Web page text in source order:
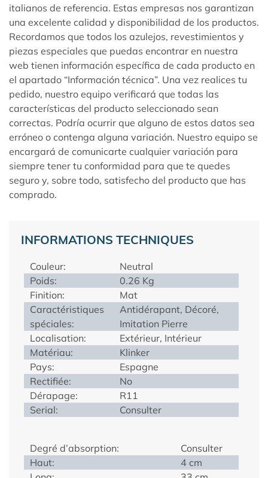
italianos de referencia. Estas empresas nos garantizan
una excelente calidad y disponibilidad de los productos.
Recordamos que todos los azulejos, revestimientos y
piezas especiales que puedas encontrar en nuestra
web tienen información específica de cada producto en
el apartado “Información técnica”. Una vez realices tu
pedido, nuestro equipo verificará que todas las
características del producto seleccionado sean
correctas. Podría ocurrir que alguno de estos datos sea
erróneo o contenga alguna variación. Nuestro equipo se
encargará de comunicarte cualquier variación para
siempre tener tu conformidad para que te quedes
seguro y, sobre todo, satisfecho del producto que has
comprado.
INFORMATIONS TECHNIQUES
Couleur:
Neutral
Poids:
0.26 Kg
Finition:
Mat
Caractéristiques
spéciales:
Antidérapant, Décoré,
Imitation Pierre
Localisation:
Extérieur, Intérieur
Matériau:
Klinker
Pays:
Espagne
Rectifiée:
No
Dérapage:
R11
Serial:
Consulter
Degré d’absorption:
Consulter
Haut:
4 cm